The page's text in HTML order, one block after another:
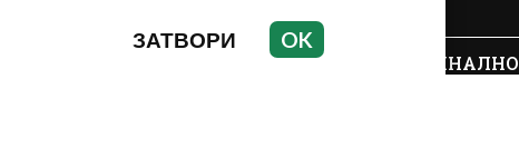
ЗАТВОРИ OK
КРИМИНАЛНО